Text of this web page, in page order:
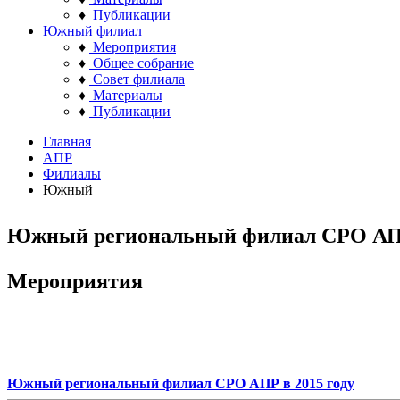
♦ Публикации
Южный филиал
♦ Мероприятия
♦ Общее собрание
♦ Совет филиала
♦ Материалы
♦ Публикации
Главная
АПР
Филиалы
Южный
Южный региональный филиал СРО
Мероприятия
Южный региональный филиал СРО АПР в 2015 году